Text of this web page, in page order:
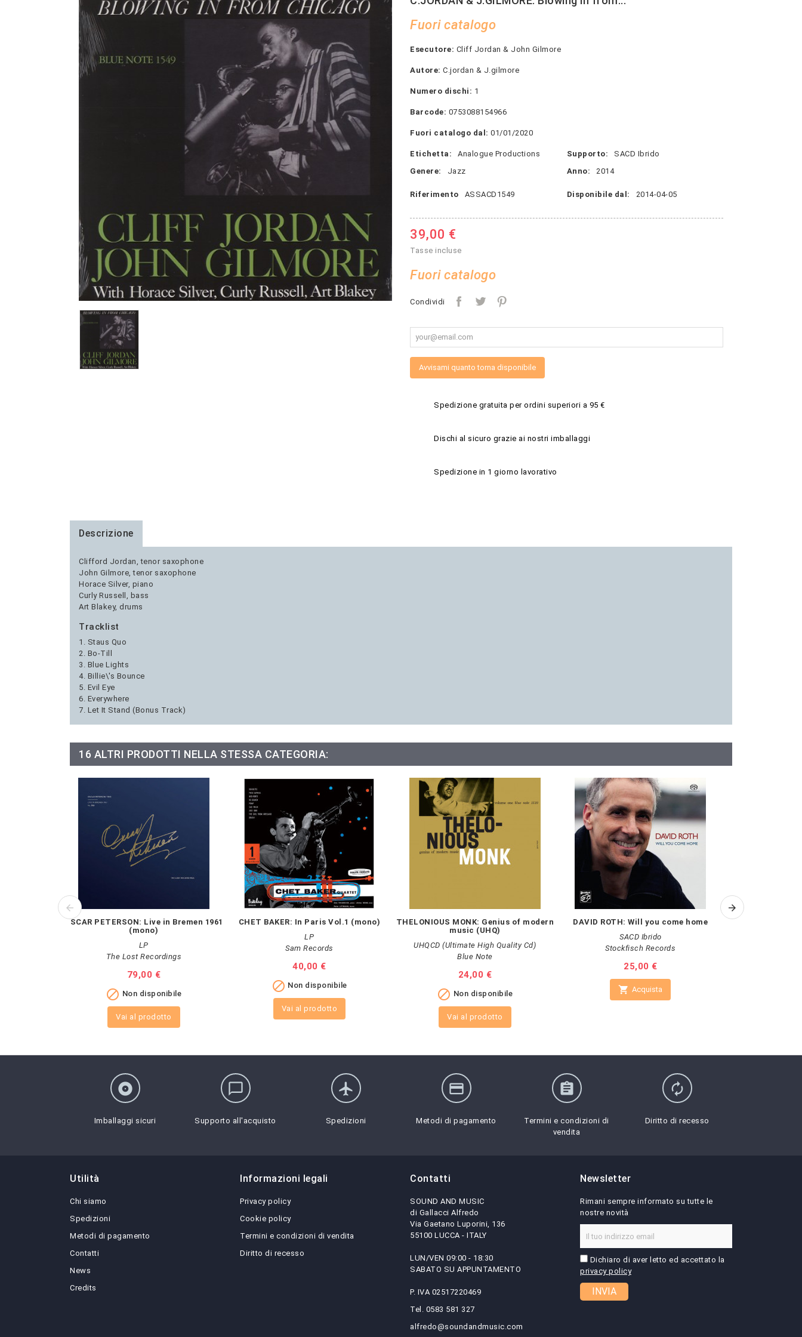
Fuori catalogo
Esecutore: Cliff Jordan & John Gilmore
Autore: C.jordan & J.gilmore
Numero dischi: 1
Barcode: 0753088154966
Fuori catalogo dal: 01/01/2020
Etichetta: Analogue Productions Supporto:
SACD Ibrido
Genere:
Jazz Anno: 2014
Riferimento ASSACD1549 Disponibile dal: 2014-04-05
39,00 €
Tasse incluse
Fuori catalogo
Condividi
Avvisami quanto torna disponibile
Spedizione gratuita per ordini superiori a 95 €
Dischi al sicuro grazie ai nostri imballaggi
Spedizione in 1 giorno lavorativo
Descrizione
Clifford Jordan, tenor saxophone
John Gilmore, tenor saxophone
Horace Silver, piano
Curly Russell, bass
Art Blakey, drums
Tracklist
1. Staus Quo
2. Bo-Till
3. Blue Lights
4. Billie\'s Bounce
5. Evil Eye
6. Everywhere
7. Let It Stand (Bonus Track)
16 ALTRI PRODOTTI NELLA STESSA CATEGORIA:
OSCAR PETERSON: Live in Bremen 1961
(mono)
LP
The Lost Recordings
Prezzo
79,00 €
 Non disponibile
Vai al prodotto
CHET BAKER: In Paris Vol.1 (mono)
LP
Sam Records
Prezzo
40,00 €
 Non disponibile
Vai al prodotto
THELONIOUS MONK: Genius of modern
music (UHQ)
UHQCD (Ultimate High Quality Cd)
Blue Note
Prezzo
24,00 €
 Non disponibile
Vai al prodotto
DAVID ROTH: Will you come home
SACD Ibrido
Stockfisch Records
Prezzo
25,00 €
 Acquista
album
Imballaggi sicuri
chat_bubble_outline
Supporto all'acquisto
flight
Spedizioni
credit_card
Metodi di pagamento
assignment
Termini e condizioni di
vendita
autorenew
Diritto di recesso
Utilità
Chi siamo
Spedizioni
Metodi di pagamento
Contatti
News
Credits
Informazioni legali
Privacy policy
Cookie policy
Termini e condizioni di vendita
Diritto di recesso
Contatti
SOUND AND MUSIC
di Gallacci Alfredo
Via Gaetano Luporini, 136
55100 LUCCA - ITALY
LUN/VEN 09:00 - 18:30
SABATO SU APPUNTAMENTO
P. IVA 02517220469
Tel. 0583 581 327
alfredo@soundandmusic.com
Newsletter
Rimani sempre informato su tutte le
nostre novità
Dichiaro di aver letto ed accettato la
privacy policy
INVIA